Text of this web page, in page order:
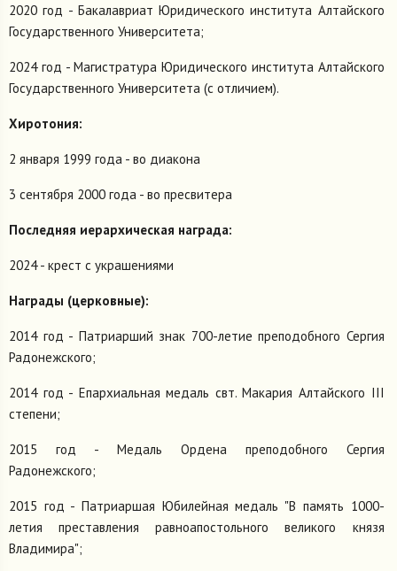
2020 год - Бакалавриат Юридического института Алтайского
Государственного Университета;
2024 год - Магистратура Юридического института Алтайского
Государственного Университета (с отличием).
Хиротония:
2 января 1999 года - во диакона
3 сентября 2000 года - во пресвитера
Последняя иерархическая награда:
2024 - крест с украшениями
Награды (церковные):
2014 год - Патриарший знак 700-летие преподобного Сергия
Радонежского;
2014 год - Епархиальная медаль свт. Макария Алтайского III
степени;
2015 год - Медаль Ордена преподобного Сергия
Радонежского;
2015 год - Патриаршая Юбилейная медаль "В память 1000-
летия преставления равноапостольного великого князя
Владимира";